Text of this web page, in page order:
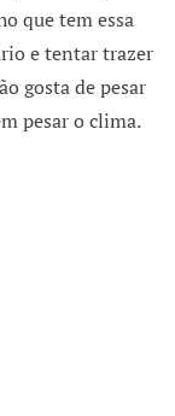
que tem essa
e tentar trazer
gosta de pesar
pesar o clima.